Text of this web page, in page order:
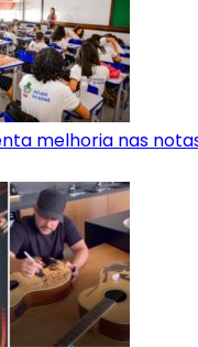
melhoria nas